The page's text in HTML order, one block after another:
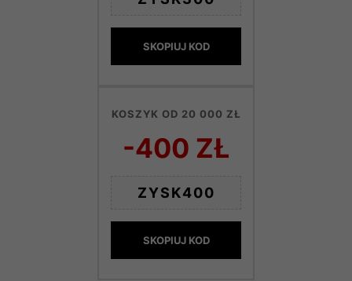
SKOPIUJ KOD
KOSZYK OD 20 000 ZŁ
-400 ZŁ
ZYSK400
SKOPIUJ KOD